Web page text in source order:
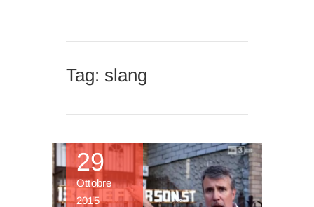
Tag: slang
29
Ottobre
2015